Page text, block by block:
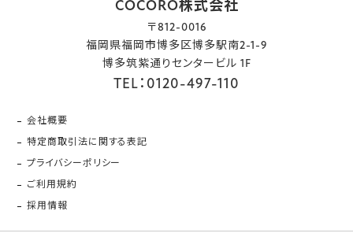
COCORO株式会社
〒812-0016
福岡県福岡市博多区博多駅南2-1-9
博多筑紫通りセンタービル 1F
TEL：0120-497-110
会社概要
特定商取引法に関する表記
プライバシーポリシー
ご利用規約
採用情報